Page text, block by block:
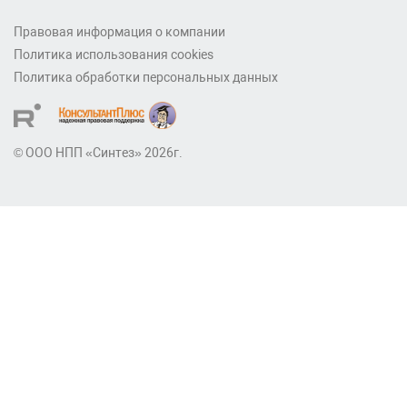
Правовая информация о компании
Политика использования cookies
Политика обработки персональных данных
© ООО НПП «Синтез» 2026г.